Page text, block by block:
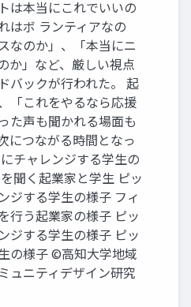
は本当にこれでいいの
はボ ランティアなの
なのか」、「本当にニ
か」など、厳しい視点
バックが行われた。 起
「これをやるなら応援
た声も聞かれる場面も
につながる時間となっ
チャレンジする学生の
聞く起業家と学生 ピッ
ジする学生の様子 フィ
行う起業家の様子 ピッ
ジする学生の様子 ピッ
の様子 ©高知大学地域
ュニティデザイン研究